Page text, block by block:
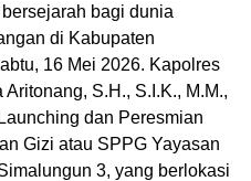
bagi dunia
di Kabupaten
16 Mei 2026. Kapolres
S.H., S.I.K., M.M.,
dan Peresmian
Gizi atau SPPG Yayasan
3, yang berlokasi